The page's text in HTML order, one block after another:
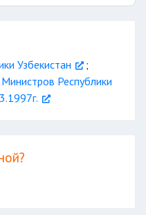
смены
проекту
Узбекистан
;
Республики